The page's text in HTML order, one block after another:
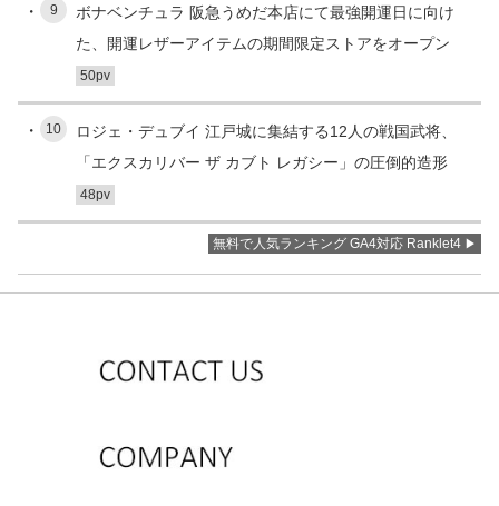
9
ボナベンチュラ 阪急うめだ本店にて最強開運日に向け
た、開運レザーアイテムの期間限定ストアをオープン
50pv
10
ロジェ・デュブイ 江戸城に集結する12人の戦国武将、
「エクスカリバー ザ カブト レガシー」の圧倒的造形
48pv
無料で人気ランキング GA4対応 Ranklet4